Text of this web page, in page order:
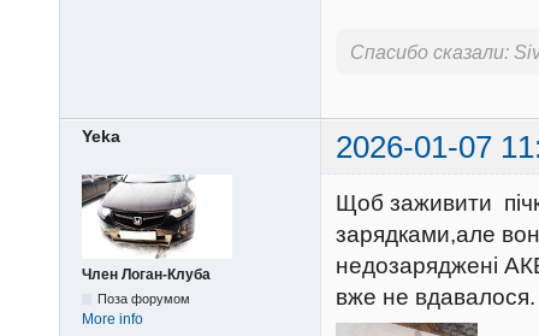
Спасибо сказали:
Yeka 2026-01-07
Член Логан-Клуба
Поза форумом
More info
Щоб заживити
зарядками,але
недозаряджені
вже не вдавалося.